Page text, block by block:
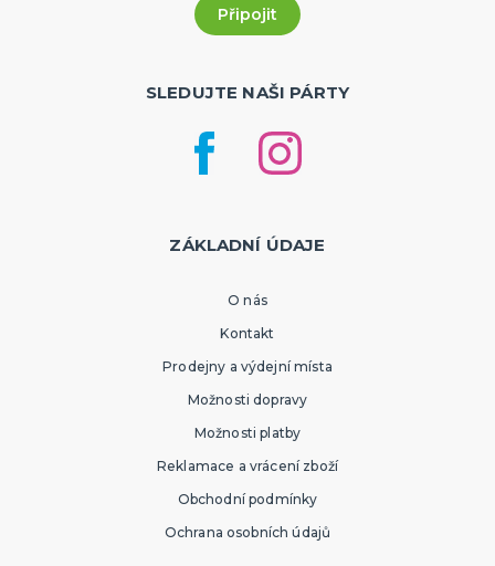
SLEDUJTE NAŠI PÁRTY
ZÁKLADNÍ ÚDAJE
O nás
Kontakt
Prodejny a výdejní místa
Možnosti dopravy
Možnosti platby
Reklamace a vrácení zboží
Obchodní podmínky
Ochrana osobních údajů